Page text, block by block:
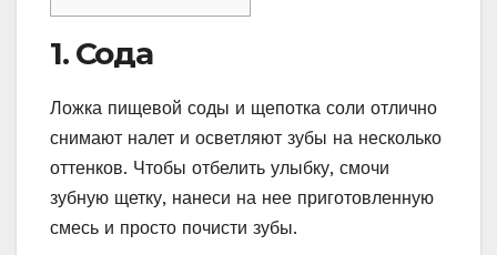
1. Сода
Ложка пищевой соды и щепотка соли отлично
снимают налет и осветляют зубы на несколько
оттенков. Чтобы отбелить улыбку, смочи
зубную щетку, нанеси на нее приготовленную
смесь и просто почисти зубы.